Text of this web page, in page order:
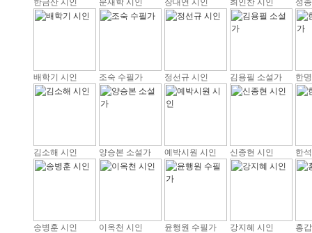
한금산 시인 문재학 시인 장대연 시인 최인찬 시인 성
배학기 시인 조숙 수필가 정선규 시인 김용필 소설가 한
김소해 시인 양승본 소설가 예박시원 시인 신종현 시인 한
송병훈 시인 이옥천 시인 윤행원 수필가 강지혜 시인 홍